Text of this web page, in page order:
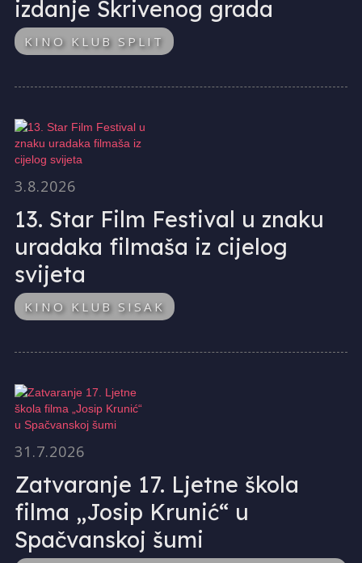
izdanje Skrivenog grada
KINO KLUB SPLIT
3.8.2026
13. Star Film Festival u znaku
uradaka filmaša iz cijelog
svijeta
KINO KLUB SISAK
31.7.2026
Zatvaranje 17. Ljetne škola
filma „Josip Krunić“ u
Spačvanskoj šumi